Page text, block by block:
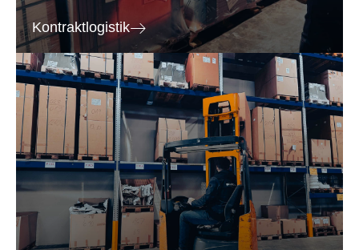
Kontraktlogistik